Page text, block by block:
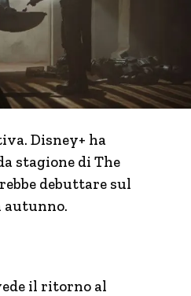
Disney+ ha
stagione di The
debuttare sul
autunno.
il ritorno al